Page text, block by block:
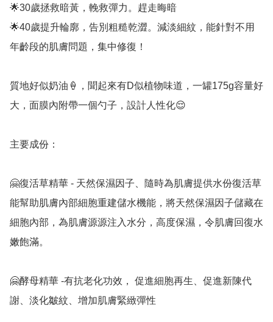
🌟30歲拯救暗黃，輓救彈力。趕走晦暗
🌟40歲提升輪廓，告別粗糙乾澀。減淡細紋，能針對不用
年齡段的肌膚問題，集中修復！
質地好似奶油🍦，聞起來有D似植物味道，一罐175g容量好
大，面膜內附帶一個勺子，設計人性化😌
主要成份：
🤗復活草精華 - 天然保濕因子、隨時為肌膚提供水份復活草
能幫助肌膚內部細胞重建儲水機能，將天然保濕因子儲藏在
細胞內部，為肌膚源源注入水分，高度保濕，令肌膚回復水
嫩飽滿。
🤗酵母精華 -有抗老化功效， 促進細胞再生、促進新陳代
謝、淡化皺紋、增加肌膚緊緻彈性